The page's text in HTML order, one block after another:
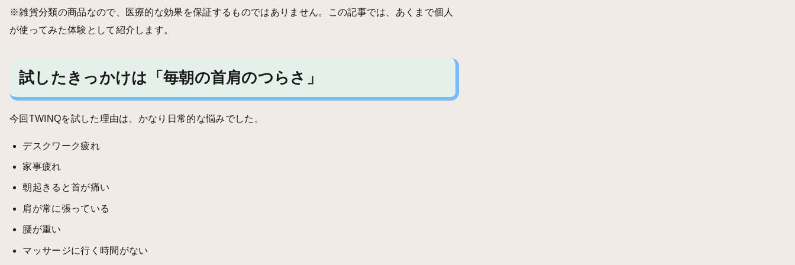
※雑貨分類の商品なので、医療的な効果を保証するものではありません。この記事では、あくまで個人
が使ってみた体験として紹介します。
試したきっかけは「毎朝の首肩のつらさ」
今回TWINQを試した理由は、かなり日常的な悩みでした。
デスクワーク疲れ
家事疲れ
朝起きると首が痛い
肩が常に張っている
腰が重い
マッサージに行く時間がない